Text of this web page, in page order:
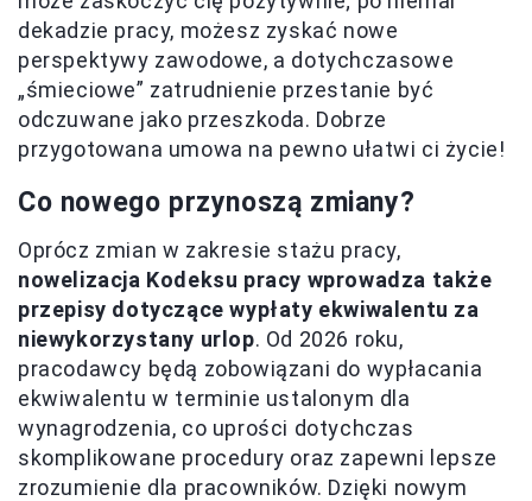
dekadzie pracy, możesz zyskać nowe
perspektywy zawodowe, a dotychczasowe
„śmieciowe” zatrudnienie przestanie być
odczuwane jako przeszkoda. Dobrze
przygotowana umowa na pewno ułatwi ci życie!
Co nowego przynoszą zmiany?
Oprócz zmian w zakresie stażu pracy,
nowelizacja Kodeksu pracy wprowadza także
przepisy dotyczące wypłaty ekwiwalentu za
niewykorzystany urlop. Od 2026 roku,
pracodawcy będą zobowiązani do wypłacania
ekwiwalentu w terminie ustalonym dla
wynagrodzenia, co uprości dotychczas
skomplikowane procedury oraz zapewni lepsze
zrozumienie dla pracowników. Dzięki nowym